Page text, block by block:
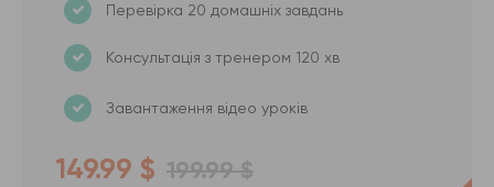
Перевірка 20 домашніх завдань
Консультація з тренером 120 хв
Завантаження відео уроків
149.99 $ 199.99 $